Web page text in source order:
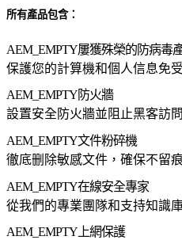
所有產品包含：
AEM_EMPTY屢獲殊榮的防病毒
保護您的計算機和個人信息免
AEM_EMPTY防火牆
設置安全防火牆並阻止黑客訪
AEM_EMPTY文件粉碎機
徹底删除敏感文件，確保不留
AEM_EMPTY在線安全專家
從我們的專業團隊和支持知識
AEM_EMPTY 上網保護